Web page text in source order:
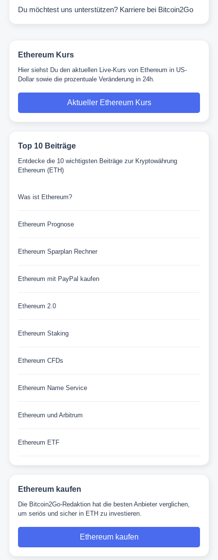
Du möchtest uns unterstützen? Karriere bei Bitcoin2Go
Ethereum Kurs
Hier siehst Du den aktuellen Live-Kurs von Ethereum in US-
Dollar sowie die prozentuale Veränderung in 24h.
Aktueller Ethereum Kurs
Top 10 Beiträge
Entdecke die 10 wichtigsten Beiträge zur Kryptowährung
Ethereum (ETH)
Was ist Ethereum?
Ethereum Prognose
Ethereum Sparplan Rechner
Ethereum mit PayPal kaufen
Ethereum 2.0
Ethereum Staking
Ethereum CFDs
Ethereum Name Service
Ethereum und Arbitrum
Ethereum ETF
Ethereum kaufen
Die Bitcoin2Go-Redaktion hat die besten Anbieter verglichen,
um seriös und sicher in ETH zu investieren.
Ethereum kaufen